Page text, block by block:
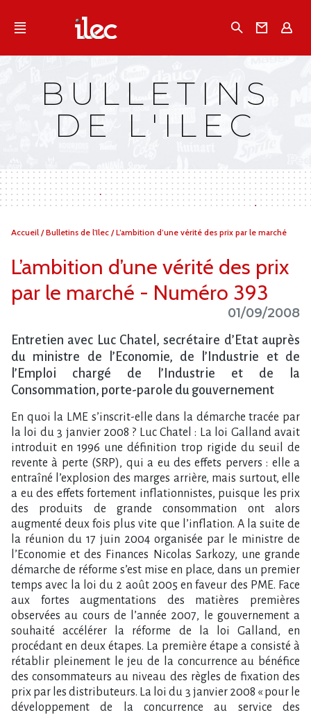
Qu'est-ce que l’Ilec
Campagnes multimarques
Dans la presse
BULLETINS
DE L'ILEC
Vous
Accueil /Bulletins de l'Ilec /L’ambition d’une vérité des prix par le marché
L’ambition d’une vérité des prix
par le marché - Numéro 393
01/09/2008
Entretien avec Luc Chatel, secrétaire d’Etat auprès
du ministre de l’Economie, de l’Industrie et de
l’Emploi chargé de l’Industrie et de la
Consommation, porte-parole du gouvernement
En quoi la LME s’inscrit-elle dans la démarche tracée par
la loi du 3 janvier 2008 ? Luc Chatel : La loi Galland avait
introduit en 1996 une définition trop rigide du seuil de
revente à perte (SRP), qui a eu des effets pervers : elle a
entraîné l’explosion des marges arrière, mais surtout, elle
a eu des effets fortement inflationnistes, puisque les prix
des produits de grande consommation ont alors
augmenté deux fois plus vite que l’inflation. A la suite de
la réunion du 17 juin 2004 organisée par le ministre de
l’Economie et des Finances Nicolas Sarkozy, une grande
démarche de réforme s’est mise en place, dans un premier
temps avec la loi du 2 août 2005 en faveur des PME. Face
aux fortes augmentations des matières premières
observées au cours de l’année 2007, le gouvernement a
souhaité accélérer la réforme de la loi Galland, en
procédant en deux étapes. La première étape a consisté à
rétablir pleinement le jeu de la concurrence au bénéfice
des consommateurs au niveau des règles de fixation des
prix par les distributeurs. La loi du 3 janvier 2008 « pour le
développement de la concurrence au service des